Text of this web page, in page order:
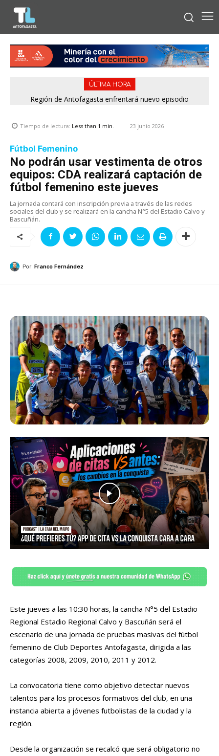
ÚLTIMA HORA
Región de Antofagasta enfrentará nuevo episodio
Tiempo de lectura: Less than 1 min. 23 junio 2026
Fútbol Femenino
No podrán usar vestimenta de otros
equipos: CDA realizará captación de
fútbol femenino este jueves
La jornada contará con inscripción previa a través de las redes
sociales del club y se realizará en la cancha N°5 del Estadio Calvo y
Bascuñán.
Por Franco Fernández
Este jueves a las 10:30 horas, la cancha N°5 del Estadio
Regional Estadio Regional Calvo y Bascuñán será el
escenario de una jornada de pruebas masivas del fútbol
femenino de Club Deportes Antofagasta, dirigida a las
categorías 2008, 2009, 2010, 2011 y 2012.
La convocatoria tiene como objetivo detectar nuevos
talentos para los procesos formativos del club, en una
instancia abierta a jóvenes futbolistas de la ciudad y la
región.
Desde la organización se recalcó que será obligatorio no